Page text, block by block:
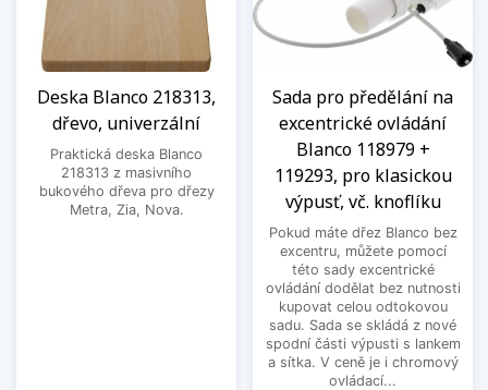
Deska Blanco 218313,
dřevo, univerzální
Praktická deska Blanco
218313 z masivního
bukového dřeva pro dřezy
Metra, Zia, Nova.
Sada pro předělání na
excentrické ovládání
Blanco 118979 +
119293, pro klasickou
výpusť, vč. knoflíku
Pokud máte dřez Blanco bez
excentru, můžete pomocí
této sady excentrické
ovládání dodělat bez nutnosti
kupovat celou odtokovou
sadu. Sada se skládá z nové
spodní části výpusti s lankem
a sítka. V ceně je i chromový
ovládací...